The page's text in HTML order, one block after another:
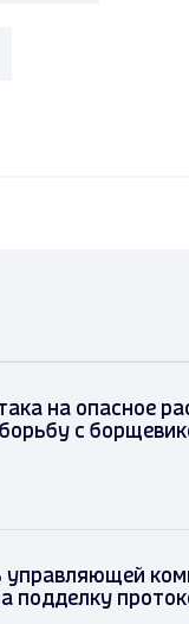
на опасное
с
управляющей
подделку